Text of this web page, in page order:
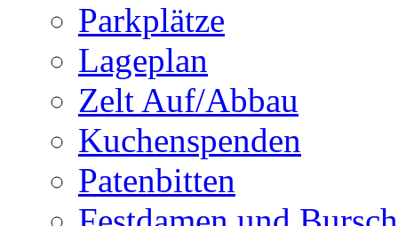
Parkplätze
Lageplan
Zelt Auf/Abbau
Kuchenspenden
Patenbitten